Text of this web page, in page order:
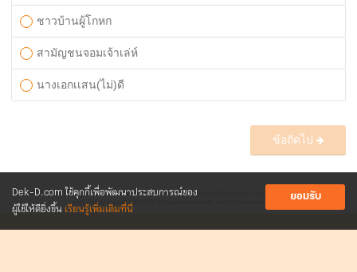
Dek-D.com ใช้คุกกี้เพื่อพัฒนาประสบการณ์ของ
ผู้ใช้ให้ดียิ่งขึ้น เรียนรู้เพิ่มเติมที่นี่
ยอมรับ
ชาวบ้านผู้โกหก
สามัญชนจอมเจ้าเล่ห์
นางเอกเเสน(ไม่)ดี
ข้อถัดไป
ควิซนี้เป็นข้อมูลที่ตั้งโดยผู้ใช้งานของเว็บไซต์ Dek-D.com หากพบเห็นข้อมูลที่ไม่เหมาะสม โปรดแจ้ง
webmaster@dek-d.com
www.Dek-D.com
©1999-2026; All rights reserved by Dek-D Interactive Co.,Ltd.